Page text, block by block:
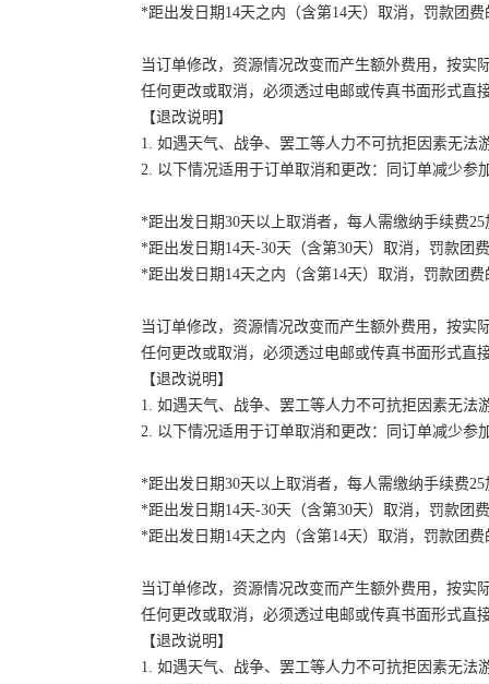
*距出发日期14天之内（含第14天）取消，罚款团费
当订单修改，资源情况改变而产生额外费用，按实
任何更改或取消，必须透过电邮或传真书面形式直
【退改说明】
1. 如遇天气、战争、罢工等人力不可抗拒因素无
2. 以下情况适用于订单取消和更改：同订单减少
*距出发日期30天以上取消者，每人需缴纳手续费
*距出发日期14天-30天（含第30天）取消，罚款团
*距出发日期14天之内（含第14天）取消，罚款团费
当订单修改，资源情况改变而产生额外费用，按实
任何更改或取消，必须透过电邮或传真书面形式直
【退改说明】
1. 如遇天气、战争、罢工等人力不可抗拒因素无
2. 以下情况适用于订单取消和更改：同订单减少
*距出发日期30天以上取消者，每人需缴纳手续费
*距出发日期14天-30天（含第30天）取消，罚款团
*距出发日期14天之内（含第14天）取消，罚款团费
当订单修改，资源情况改变而产生额外费用，按实
任何更改或取消，必须透过电邮或传真书面形式直
【退改说明】
1. 如遇天气、战争、罢工等人力不可抗拒因素无